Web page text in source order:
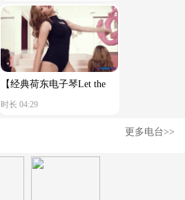
【经典荷东电子琴Let the
music play】舒服节奏
时长 04:29
更多电台>>